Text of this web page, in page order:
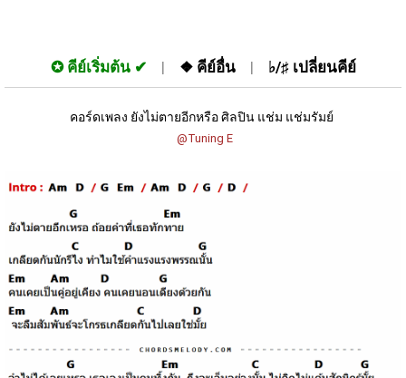
✪ คีย์เริ่มต้น ❖ คีย์อื่น ♭/♯ เปลี่ยนคีย์
คอร์ดเพลง ยังไม่ตายอีกหรือ ศิลปิน แช่ม แช่มรัมย์
@Tuning E